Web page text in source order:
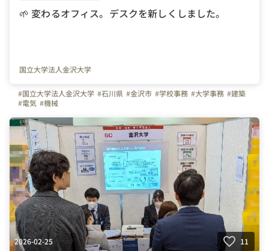
🌱 変わるオフィス。デスクを新しくしました。
国立大学法人金沢大学
#国立大学法人金沢大学 #石川県 #金沢市 #学校事務 #大学事務 #建築
#電気 #機械
2026-02-25 11